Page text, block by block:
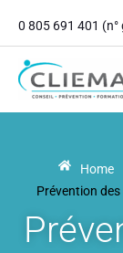
principal
contenu
0 805 691 401
Home
Prévention